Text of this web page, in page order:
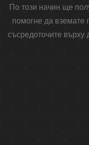
По този начин ще
помогне да
съсредоточите върху